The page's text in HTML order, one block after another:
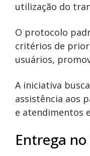
utilização do
O protocolo
critérios de
usuários,
A iniciativa
assistência aos
e atendimentos
Entrega no